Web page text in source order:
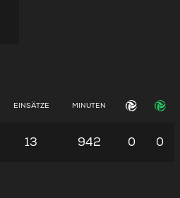
EINSÄTZE MINUTEN
13 942 0 0